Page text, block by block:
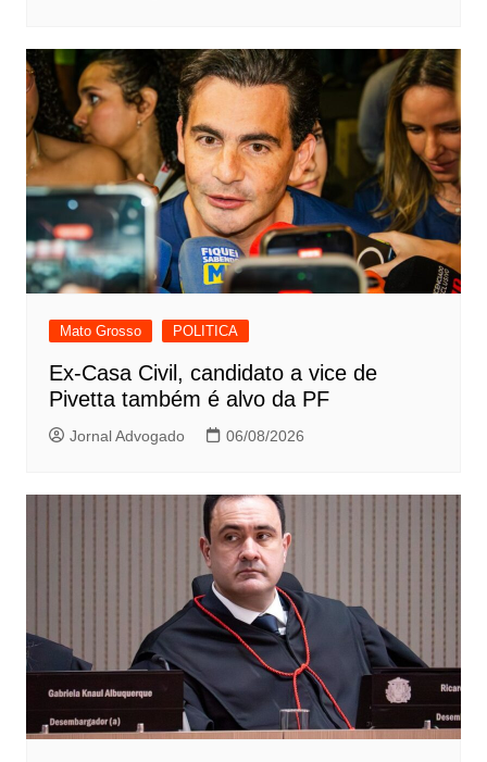
Mato Grosso POLITICA
Ex-Casa Civil, candidato a vice de
Pivetta também é alvo da PF
Jornal Advogado 06/08/2026